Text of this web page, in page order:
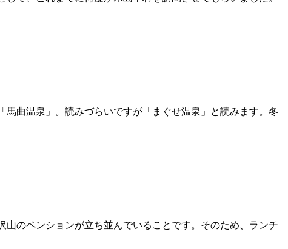
曲温泉」。読みづらいですが「まぐせ温泉」と読みます。冬
のペンションが立ち並んでいることです。そのため、ランチ